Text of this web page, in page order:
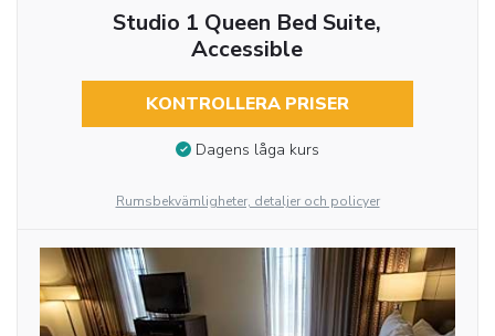
Studio 1 Queen Bed Suite,
Accessible
KONTROLLERA PRISER
Dagens låga kurs
Rumsbekvämligheter, detaljer och policyer